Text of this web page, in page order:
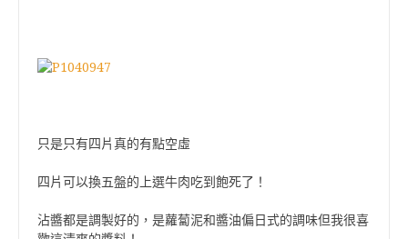
只是只有四片真的有點空虛
四片可以換五盤的上選牛肉吃到飽死了！
沾醬都是調製好的，是蘿蔔泥和醬油偏日式的調味但我很喜